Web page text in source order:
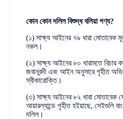
কোন কোন দলিল বিশুদ্ধ বলিয়া গণ্য?
(১) সাক্ষ্য আইনের ৭৯ ধারা মোতাবেক
নকল।
(২) সাক্ষ্য আইনের ৮০ ধারামতে বিচার
জবানবন্দী এবং আইন অনুসারে গৃহীত
স্বীকারোক্তি।
(৩) সাক্ষ্য আইনের ৮২ ধারা মোতাবেক
আয়ারল্যান্ডে গৃহীত হইয়াছে, সেইগুলি
দলিল।